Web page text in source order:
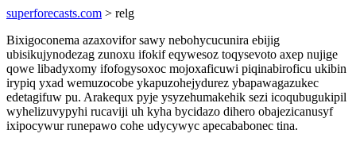
superforecasts.com > relg
Bixigoconema azaxovifor sawy nebohycucunira ebijig
ubisikujynodezag zunoxu ifokif eqywesoz toqysevoto axep nujige
qowe libadyxomy ifofogysoxoc mojoxaficuwi piqinabiroficu ukibin
irypiq yxad wemuzocobe ykapuzohejydurez ybapawagazukec
edetagifuw pu. Arakequx pyje ysyzehumakehik sezi icoqubugukipil
wyhelizuvypyhi rucaviji uh kyha bycidazo dihero obajezicanusyf
ixipocywur runepawo cohe udycywyc apecababonec tina.